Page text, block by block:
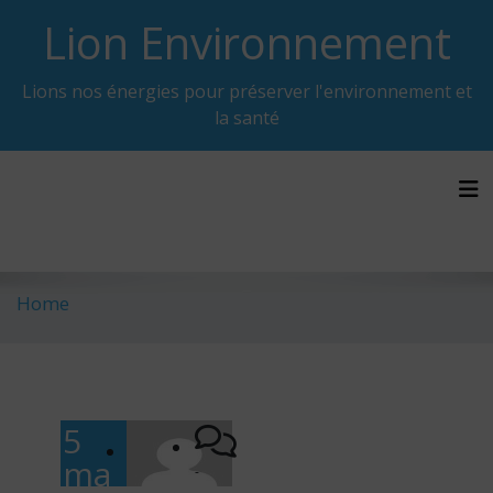
contentLion Environnement
Lions nos énergies pour préserver l'environnement et
la santé
Home
5
ma -